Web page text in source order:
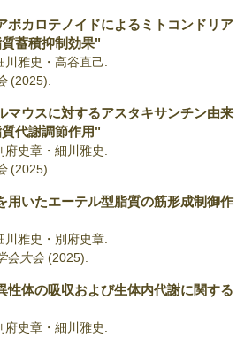
ポカロテノイドによるミトコンドリア
蓄積抑制効果"
雅史・高谷直己.
(2025)
マウスに対するアスタキサンチン由来
代謝調節作用"
史章・細川雅史.
(2025)
用いたエーテル型脂質の筋形成制御作
雅史・別府史章.
会大会 (2025)
性体の吸収および生体内代謝に関する
史章・細川雅史.